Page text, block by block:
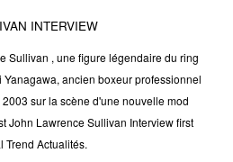
INTERVIEW
Sullivan , une figure légendaire du ring
ancien boxeur professionnel
sur la scène d'une nouvelle mod
John Lawrence Sullivan Interview first
Trend Actualités.